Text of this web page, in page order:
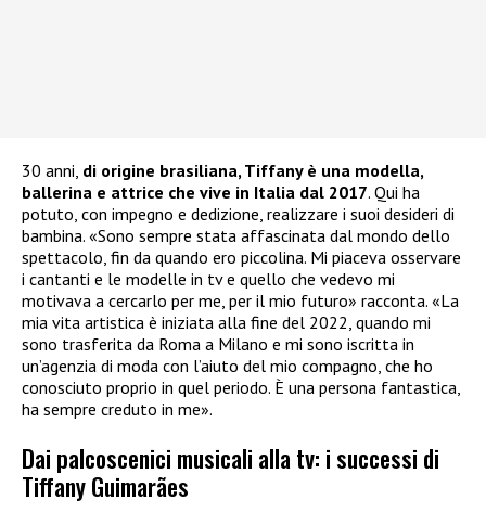
30 anni, di origine brasiliana, Tiffany è una modella,
ballerina e attrice che vive in Italia dal 2017. Qui ha
potuto, con impegno e dedizione, realizzare i suoi desideri di
bambina. «Sono sempre stata affascinata dal mondo dello
spettacolo, fin da quando ero piccolina. Mi piaceva osservare
i cantanti e le modelle in tv e quello che vedevo mi
motivava a cercarlo per me, per il mio futuro» racconta. «La
mia vita artistica è iniziata alla fine del 2022, quando mi
sono trasferita da Roma a Milano e mi sono iscritta in
un’agenzia di moda con l’aiuto del mio compagno, che ho
conosciuto proprio in quel periodo. È una persona fantastica,
ha sempre creduto in me».
Dai palcoscenici musicali alla tv: i successi di
Tiffany Guimarães